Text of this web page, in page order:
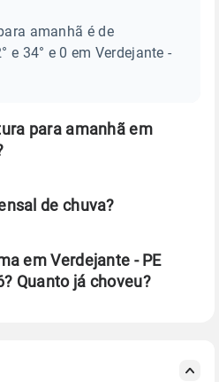
amanhã é de
e 34° e 0 em Verdejante -
para amanhã em
de chuva?
em Verdejante - PE
Quanto já choveu?